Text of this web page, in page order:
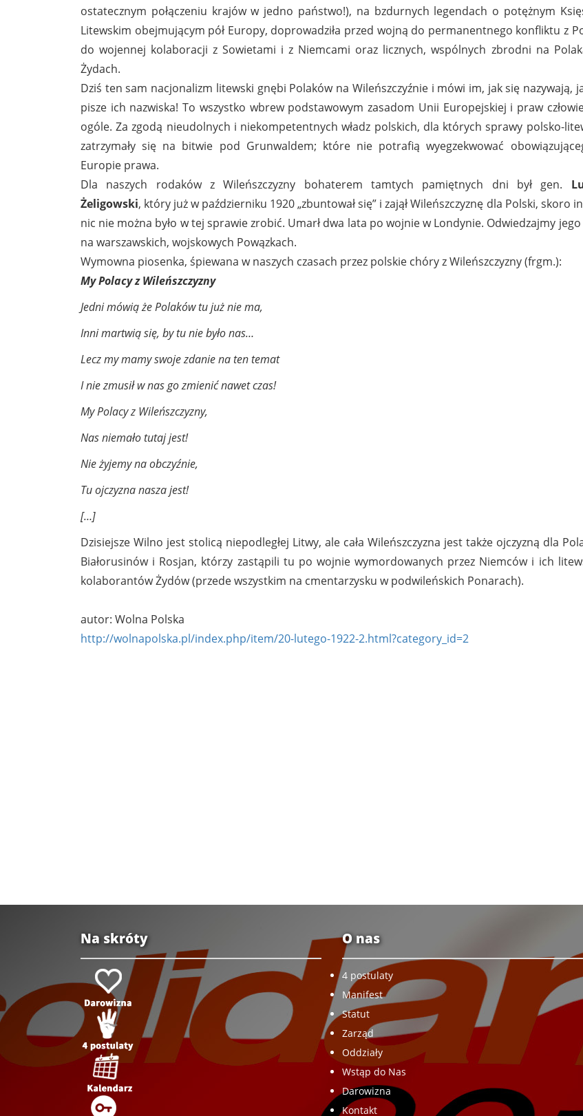
ostatecznym połączeniu krajów w jedno państwo!), na bzdurnych legendach o potężnym
Litewskim obejmującym pół Europy, doprowadziła przed wojną do permanentnego konfliktu z
do wojennej kolaboracji z Sowietami i z Niemcami oraz licznych, wspólnych zbrodni na
Żydach.
Dziś ten sam nacjonalizm litewski gnębi Polaków na Wileńszczyźnie i mówi im, jak się nazywają,
pisze ich nazwiska! To wszystko wbrew podstawowym zasadom Unii Europejskiej i praw
ogóle. Za zgodą nieudolnych i niekompetentnych władz polskich, dla których sprawy polsko-
zatrzymały się na bitwie pod Grunwaldem; które nie potrafią wyegzekwować
Europie prawa.
Dla naszych rodaków z Wileńszczyzny bohaterem tamtych pamiętnych dni był gen.
Żeligowski, który już w październiku 1920 „zbuntował się” i zajął Wileńszczyznę dla Polski, skoro
nic nie można było w tej sprawie zrobić. Umarł dwa lata po wojnie w Londynie. Odwiedzajmy
na warszawskich, wojskowych Powązkach.
Wymowna piosenka, śpiewana w naszych czasach przez polskie chóry z Wileńszczyzny (frgm.):
My Polacy z Wileńszczyzny
Jedni mówią że Polaków tu już nie ma,
Inni martwią się, by tu nie było nas…
Lecz my mamy swoje zdanie na ten temat
I nie zmusił w nas go zmienić nawet czas!
My Polacy z Wileńszczyzny,
Nas niemało tutaj jest!
Nie żyjemy na obczyźnie,
Tu ojczyzna nasza jest!
[…]
Dzisiejsze Wilno jest stolicą niepodległej Litwy, ale cała Wileńszczyzna jest także ojczyzną dla
Białorusinów i Rosjan, którzy zastąpili tu po wojnie wymordowanych przez Niemców i ich
kolaborantów Żydów (przede wszystkim na cmentarzysku w podwileńskich Ponarach).
autor: Wolna Polska
http://wolnapolska.pl/index.php/item/20-lutego-1922-2.html?category_id=2
Na skróty O nas
4 postulaty
Manifest
Statut
Zarząd
Oddziały
Wstąp do Nas
Darowizna
Kontakt